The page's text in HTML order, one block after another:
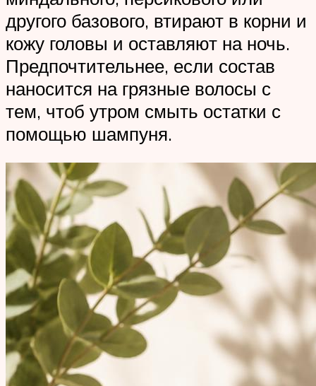
другого базового, втирают в корни и
кожу головы и оставляют на ночь.
Предпочтительнее, если состав
наносится на грязные волосы с
тем, чтоб утром смыть остатки с
помощью шампуня.